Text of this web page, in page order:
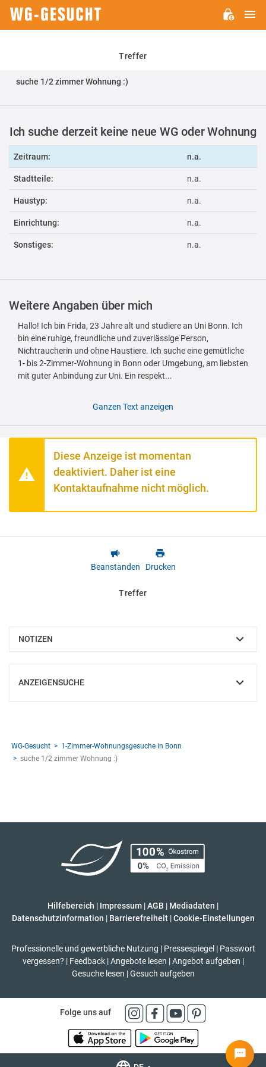
Treffer
suche 1/2 zimmer Wohnung :)
Ich suche derzeit keine neue WG oder Wohnung
Zeitraum: n.a.
Stadtteile: n.a.
Haustyp: n.a.
Einrichtung: n.a.
Sonstiges: n.a.
Weitere Angaben über mich
Hallo! Ich bin Frida, 23 Jahre alt und studiere an Uni Bonn. Ich
bin eine ruhige, freundliche und zuverlässige Person,
Nichtraucherin und ohne Haustiere. Ich suche eine gemütliche
1- bis 2-Zimmer-Wohnung in Bonn oder Umgebung, am liebsten
mit guter Anbindung zur Uni. Ein respekt...
Ganzen Text anzeigen
Diese Anzeige ist momentan
deaktiviert. Daher ist eine
Kontaktaufnahme nicht möglich.
Beanstanden Drucken
Treffer
NOTIZEN
EINBLENDEN
ANZEIGENSUCHE
EINBLENDEN
WG-Gesucht
1-Zimmer-Wohnungsgesuche in Bonn
suche 1/2 zimmer Wohnung :)
Hilfebereich | Impressum |AGB | Mediadaten |
Datenschutzinformation | Barrierefreiheit | Cookie-Einstellungen
Professionelle und gewerbliche Nutzung | Pressespiegel | Passwort
vergessen? | Feedback | Angebote lesen | Angebot aufgeben |
Gesuche lesen | Gesuch aufgeben
Folge uns auf